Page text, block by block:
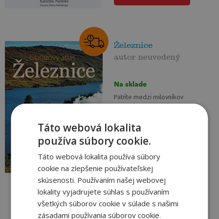
29 ,90 €
14 ,95 €
Železnice
autor neuvedený
Na sklade
Patríte medzi milovníkov
železníc? Obrazový atlas
farebných snímkach prináša tie
najzaujímavejšie železničné
trate z celého sveta. Okrem
samotných kvalitných fotografií
vás...
pridať do košíka
Táto webová lokalita
používa súbory cookie.
Táto webová lokalita používa súbory
cookie na zlepšenie používateľskej
skúsenosti. Používaním našej webovej
lokality vyjadrujete súhlas s používaním
všetkých súborov cookie v súlade s našimi
zásadami používania súborov cookie.